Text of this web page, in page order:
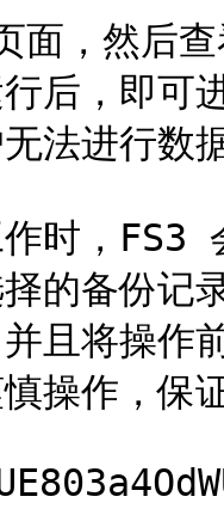
，然后查
后，即可
法进行数
时，FS3
的备份记
且将操作
操作，保